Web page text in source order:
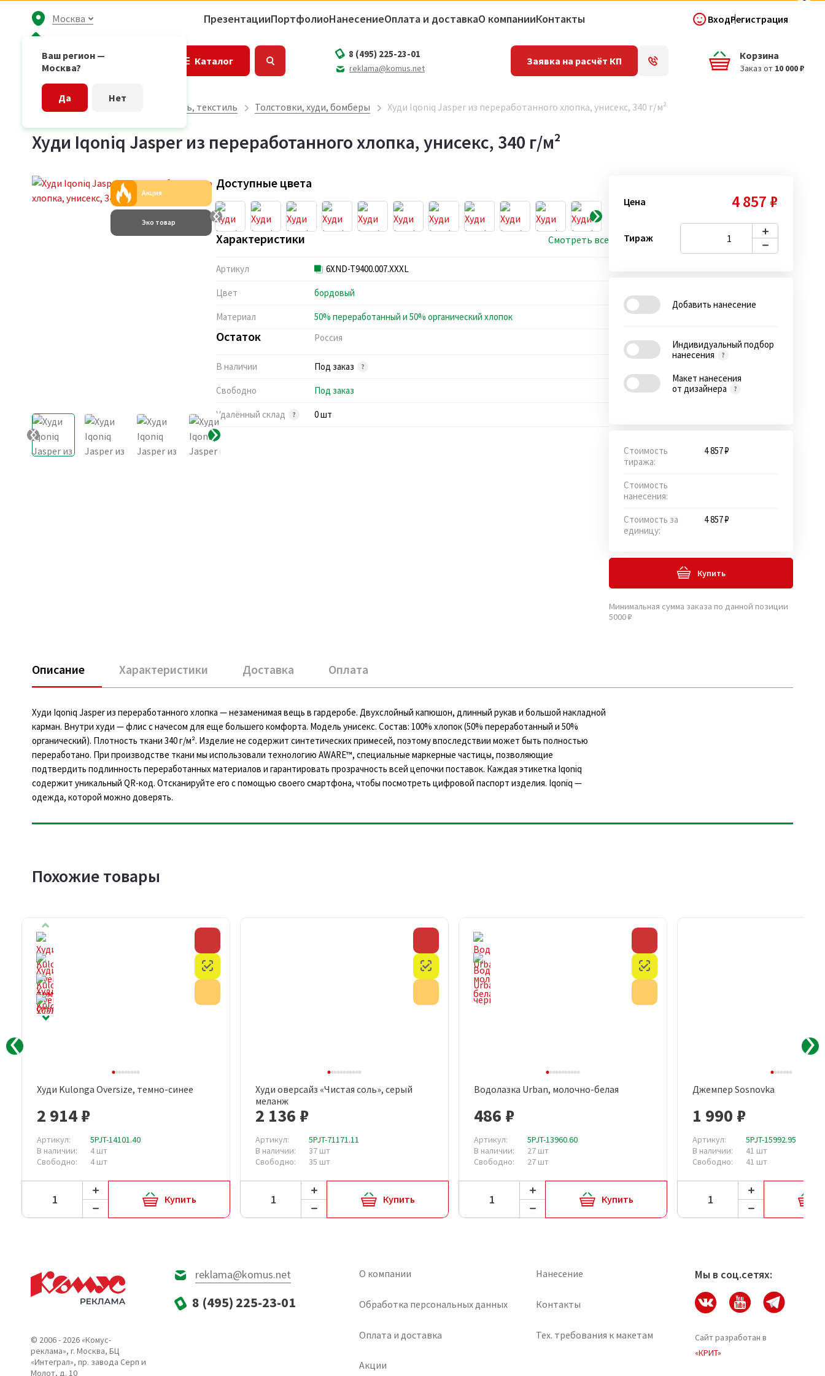
Москва
Ваш регион —
Москва?
Да Нет
ПрезентацииПортфолиоНанесениеОплата и доставкаО компанииКонтакты ВходРегистрация
Каталог Корзина
Заказ от 10 000 ₽
8 (495) 225-23-01
reklama@komus.net
Заявка на расчёт КП
Главная страница Одежда, обувь, текстиль Толстовки, худи, бомберы Худи Iqoniq Jasper из переработанного хлопка, унисекс, 340 г/м²
Худи Iqoniq Jasper из переработанного хлопка, унисекс, 340 г/м²
Акция
Эко товар
Доступные цвета
Характеристики Смотреть все
Артикул 6XND-T9400.007.XXXL
Цвет бордовый
Материал 50% переработанный и 50% органический хлопок
Остаток Россия
В наличии Под заказ
Свободно Под заказ
Удалённый склад 0 шт
Цена 4 857 ₽
Тираж
Добавить нанесение
Индивидуальный подбор
нанесения
Макет нанесения
от дизайнера
Стоимость
тиража:
4 857 ₽
Стоимость
нанесения:
Стоимость за
единицу:
4 857 ₽
Купить
Минимальная сумма заказа по данной позиции
5000 ₽
Описание Характеристики Доставка Оплата
Худи Iqoniq Jasper из переработанного хлопка — незаменимая вещь в гардеробе. Двухслойный капюшон, длинный рукав и большой накладной
карман. Внутри худи — флис с начесом для еще большего комфорта. Модель унисекс. Состав: 100% хлопок (50% переработанный и 50%
органический). Плотность ткани 340 г/м². Изделие не содержит синтетических примесей, поэтому впоследствии может быть полностью
переработано. При производстве ткани мы использовали технологию AWARE™, специальные маркерные частицы, позволяющие
подтвердить подлинность переработанных материалов и гарантировать прозрачность всей цепочки поставок. Каждая этикетка Iqoniq
содержит уникальный QR-код. Отсканируйте его с помощью своего смартфона, чтобы посмотреть цифровой паспорт изделия. Iqoniq —
одежда, которой можно доверять.
Похожие товары
Честный знак
Быстрый просмотр
Худи Kulonga Oversize, темно-синее
2 914 ₽
Артикул:
5PJT-14101.40
В наличии:
4 шт
Свободно:
4 шт
Купить
Честный знак
Быстрый просмотр
Худи оверсайз «Чистая соль», серый
меланж
2 136 ₽
Артикул:
5PJT-71171.11
В наличии:
37 шт
Свободно:
35 шт
Купить
Быстрый просмотр
Водолазка Urban, молочно-белая
486 ₽
Артикул:
5PJT-13960.60
В наличии:
27 шт
Свободно:
27 шт
Купить
Быстрый просмотр
Джемпер Sosnovka
1 990 ₽
Артикул:
5PJT-15992.95
В наличии:
41 шт
Свободно:
41 шт
© 2006 - 2026 «Комус-
реклама», г. Москва, БЦ
«Интеграл», пр. завода Серп и
Молот, д. 10
reklama@komus.net
8 (495) 225-23-01
О компании Нанесение
Обработка персональных данных Контакты
Оплата и доставка Тех. требования к макетам
Акции
Мы в соц.сетях:
Сайт разработан в
«КРИТ»